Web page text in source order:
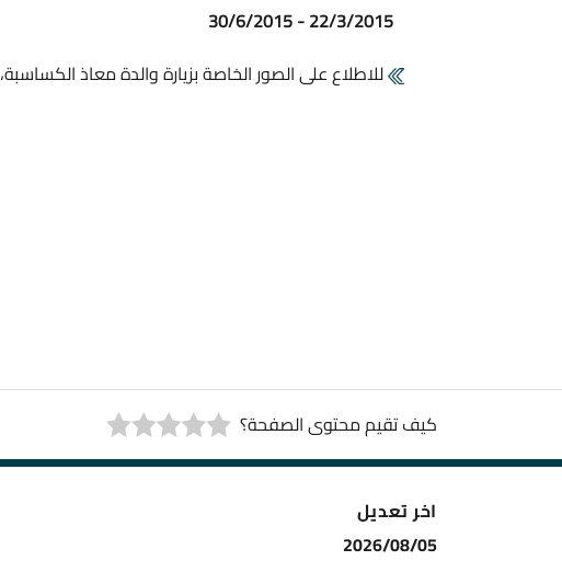
22/3/2015 - 30/6/2015
للاطلاع على الصور الخاصة بزيارة والدة معاذ الكساسبة،
كيف تقيم محتوى الصفحة؟
اخر تعديل
2026/08/05